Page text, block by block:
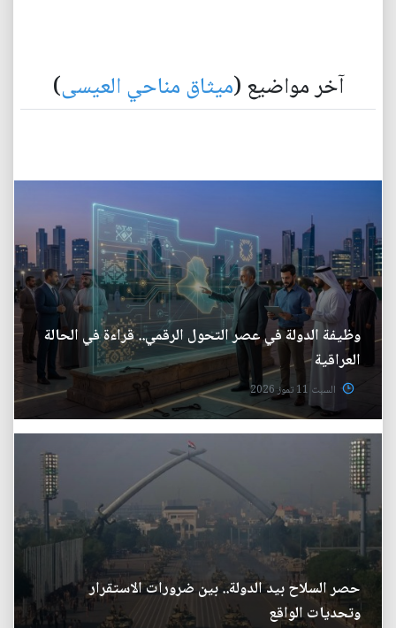
آخر مواضيع (ميثاق مناحي العيسى)
وظيفة الدولة في عصر التحول الرقمي.. قراءة في الحالة
العراقية
السبت 11 تموز 2026
حصر السلاح بيد الدولة.. بين ضرورات الاستقرار
وتحديات الواقع